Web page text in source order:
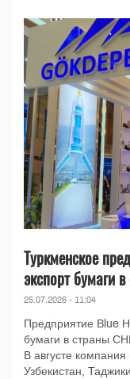
Туркменское
экспорт бумаги
25.07.2026 - 11:04
Предприятие Blue
бумаги в страны
В августе
Узбекистан,